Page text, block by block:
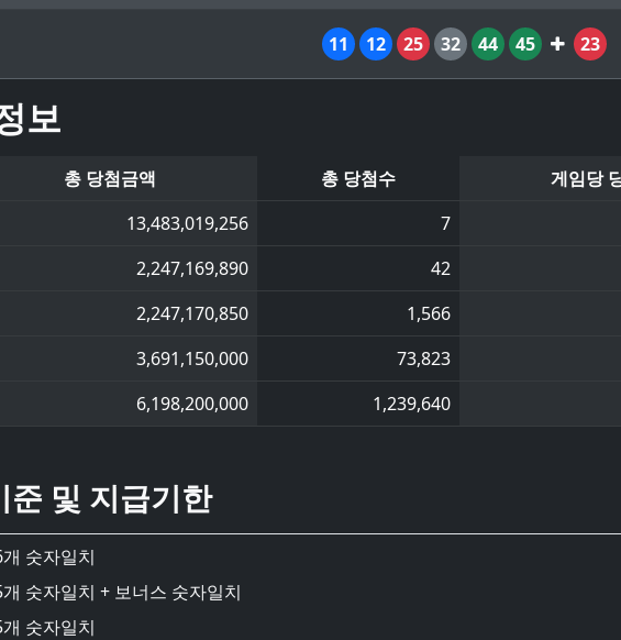
11 12 25 32 44 45 23
보
총 당첨금액 총 당첨수 게임당
13,483,019,256 7
2,247,169,890 42
2,247,170,850 1,566
3,691,150,000 73,823
6,198,200,000 1,239,640
준 및 지급기한
숫자일치
숫자일치 + 보너스 숫자일치
숫자일치